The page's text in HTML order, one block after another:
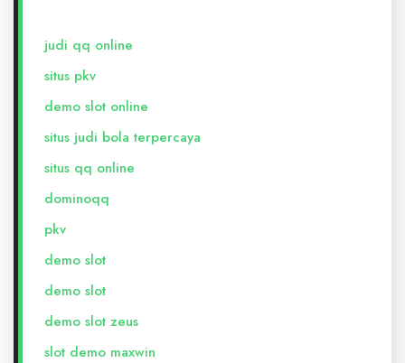
judi qq online
situs pkv
demo slot online
situs judi bola terpercaya
situs qq online
dominoqq
pkv
demo slot
demo slot
demo slot zeus
slot demo maxwin